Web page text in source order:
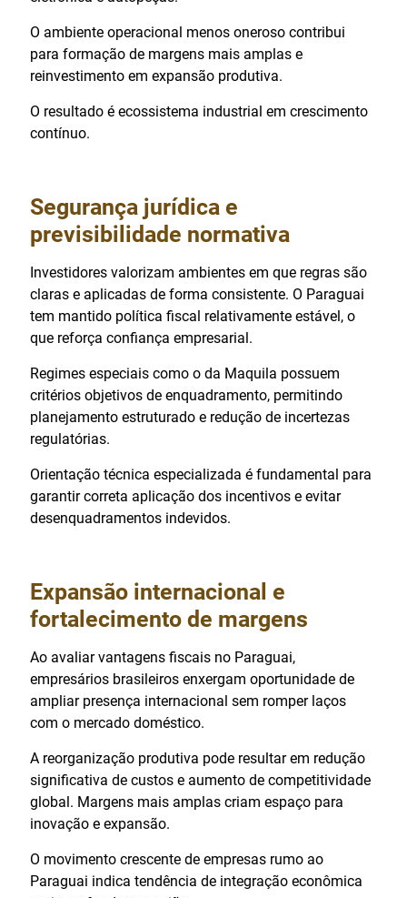
O ambiente operacional menos oneroso contribui
para formação de margens mais amplas e
reinvestimento em expansão produtiva.
O resultado é ecossistema industrial em crescimento
contínuo.
Segurança jurídica e
previsibilidade normativa
Investidores valorizam ambientes em que regras são
claras e aplicadas de forma consistente. O Paraguai
tem mantido política fiscal relativamente estável, o
que reforça confiança empresarial.
Regimes especiais como o da Maquila possuem
critérios objetivos de enquadramento, permitindo
planejamento estruturado e redução de incertezas
regulatórias.
Orientação técnica especializada é fundamental para
garantir correta aplicação dos incentivos e evitar
desenquadramentos indevidos.
Expansão internacional e
fortalecimento de margens
Ao avaliar vantagens fiscais no Paraguai,
empresários brasileiros enxergam oportunidade de
ampliar presença internacional sem romper laços
com o mercado doméstico.
A reorganização produtiva pode resultar em redução
significativa de custos e aumento de competitividade
global. Margens mais amplas criam espaço para
inovação e expansão.
O movimento crescente de empresas rumo ao
Paraguai indica tendência de integração econômica